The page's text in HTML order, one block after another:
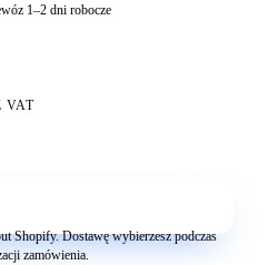
1–2 dni robocze
VAT
Shopify. Dostawę wybierzesz podczas
zamówienia.